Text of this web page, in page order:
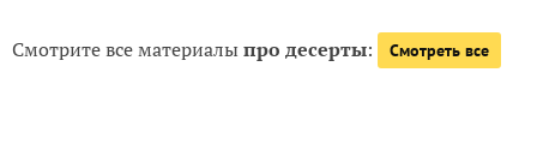
Смотрите все материалыпро десерты: Смотреть все